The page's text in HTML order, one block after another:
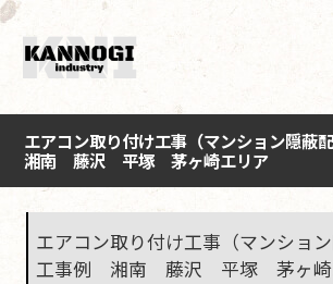
エアコン取り付け工事（マンション隠蔽
湘南 藤沢 平塚 茅ヶ崎エリア
エアコン取り付け工事（マンショ
工事例 湘南 藤沢 平塚 茅ヶ崎